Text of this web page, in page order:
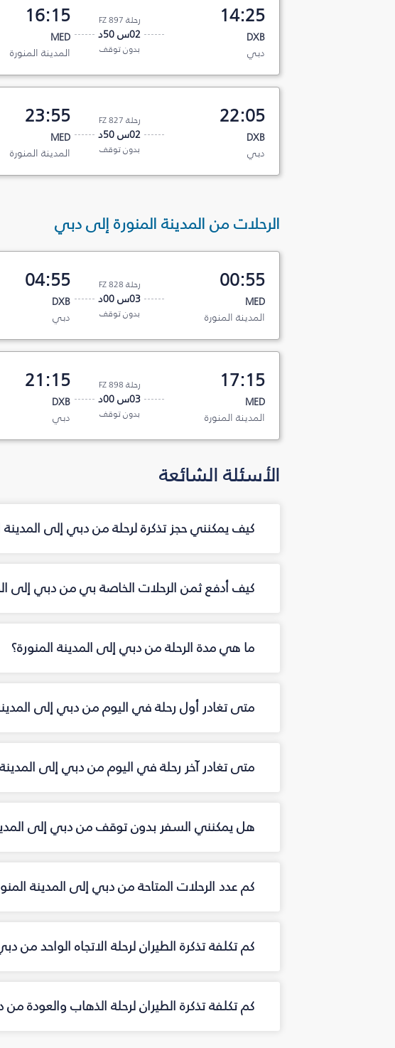
14:25
DXB
دبي
رحلة FZ 897
02س 50د
بدون توقف
16:15
MED
المدينة المنورة
22:05
DXB
دبي
رحلة FZ 827
02س 50د
بدون توقف
23:55
MED
المدينة المنورة
الرحلات من المدينة المنورة إلى دبي
00:55
MED
المدينة المنورة
رحلة FZ 828
03س 00د
بدون توقف
04:55
DXB
دبي
17:15
MED
المدينة المنورة
رحلة FZ 898
03س 00د
بدون توقف
21:15
DXB
دبي
الأسئلة الشائعة
كيف يمكنني حجز تذكرة لرحلة من دبي إلى
كيف أدفع ثمن الرحلات الخاصة بي من دبي إلى
ما هي مدة الرحلة من دبي إلى المدينة المنورة؟
متى تغادر أول رحلة في اليوم من دبي إلى
متى تغادر آخر رحلة في اليوم من دبي إلى المدينة
هل يمكنني السفر بدون توقف من دبي إلى
كم عدد الرحلات المتاحة من دبي إلى المدينة
كم تكلفة تذكرة الطيران لرحلة الاتجاه الواحد من
كم تكلفة تذكرة الطيران لرحلة الذهاب والعودة من